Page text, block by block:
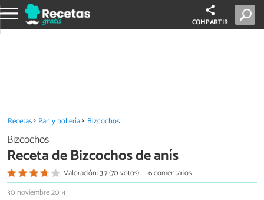
COMPARTIR
Recetas Pan y bollería Bizcochos
Bizcochos
Receta de Bizcochos de anís
Valoración: 3.7 (70 votos)
6 comentarios
30 noviembre 2014